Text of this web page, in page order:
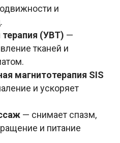
и
(УВТ) —
тканей и
магнитотерапия SIS
и ускоряет
— снимает спазм,
и питание